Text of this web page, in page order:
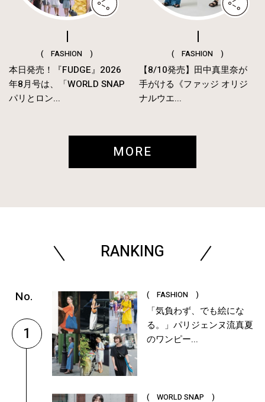
( FASHION )
本日発売！『FUDGE』2026
年8月号は、「WORLD SNAP
パリとロン...
( FASHION )
【8/10発売】田中真里奈が
手がける《ファッジ オリジ
ナルウエ...
MORE
RANKING
1
( FASHION )
「気負わず、でも絵にな
る。」パリジェンヌ流真夏
のワンピー...
( WORLD SNAP )